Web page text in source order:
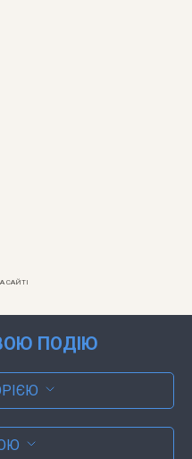
САЙТІ
ПОДІЮ